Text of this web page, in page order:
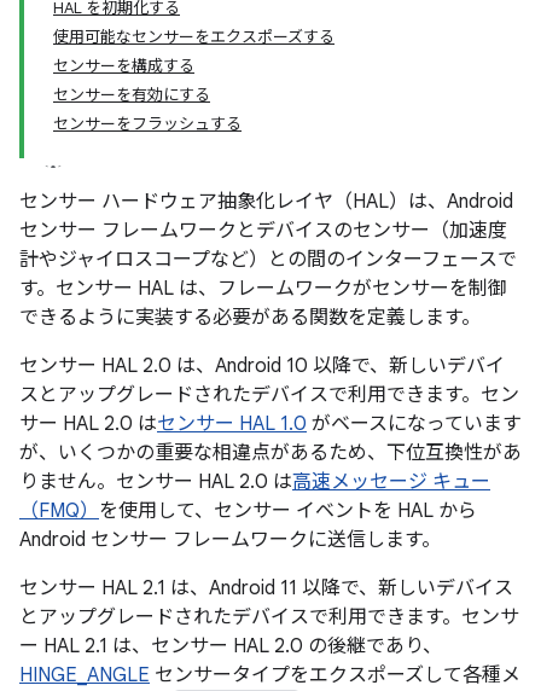
HAL を初期化する
使用可能なセンサーをエクスポーズする
センサーを構成する
センサーを有効にする
センサーをフラッシュする
センサー ハードウェア抽象化レイヤ（HAL）は、Android
センサー フレームワークとデバイスのセンサー（加速度
計やジャイロスコープなど）との間のインターフェースで
す。センサー HAL は、フレームワークがセンサーを制御
できるように実装する必要がある関数を定義します。
センサー HAL 2.0 は、Android 10 以降で、新しいデバイ
スとアップグレードされたデバイスで利用できます。セン
サー HAL 2.0 はセンサー HAL 1.0 がベースになっています
が、いくつかの重要な相違点があるため、下位互換性があ
りません。センサー HAL 2.0 は高速メッセージ キュー
（FMQ） を使用して、センサー イベントを HAL から
Android センサー フレームワークに送信します。
センサー HAL 2.1 は、Android 11 以降で、新しいデバイス
とアップグレードされたデバイスで利用できます。センサ
ー HAL 2.1 は、センサー HAL 2.0 の後継であり、
HINGE_ANGLE センサータイプをエクスポーズして各種メ